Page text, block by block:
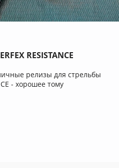
RESISTANCE
релизы для стрельбы
- хорошее тому